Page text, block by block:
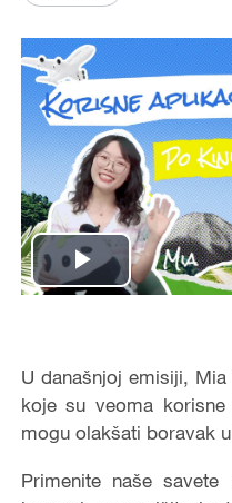
Play
U današnjoj emisiji,
koje su veoma
mogu olakšati boravak
Primenite naše